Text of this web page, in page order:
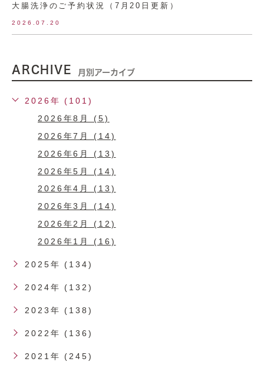
大腸洗浄のご予約状況（7月20日更新）
2026.07.20
ARCHIVE 月別アーカイブ
2026年 (101)
2026年8月 (5)
2026年7月 (14)
2026年6月 (13)
2026年5月 (14)
2026年4月 (13)
2026年3月 (14)
2026年2月 (12)
2026年1月 (16)
2025年 (134)
2024年 (132)
2023年 (138)
2022年 (136)
2021年 (245)